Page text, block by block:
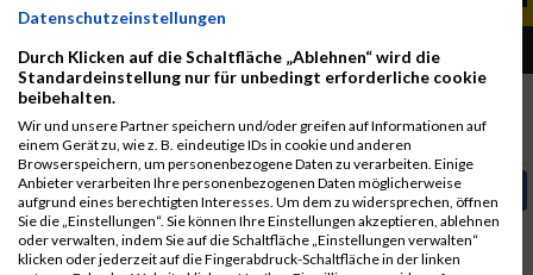
Album Stadtlauf Oberndorf 1993
Fotos Video User Alben
Video auf Facebook teilen
In Kürze steht das Video zur Verfügung.
Datenschutzeinstellungen
Durch Klicken auf die Schaltfläche „Ablehnen“ wird die
Standardeinstellung nur für unbedingt erforderliche cookie
beibehalten.
Wir und unsere Partner speichern und/oder greifen auf Informationen auf
einem Gerät zu, wie z. B. eindeutige IDs in cookie und anderen
Browserspeichern, um personenbezogene Daten zu verarbeiten. Einige
Anbieter verarbeiten Ihre personenbezogenen Daten möglicherweise
aufgrund eines berechtigten Interesses. Um dem zu widersprechen, öffnen
Sie die „Einstellungen“. Sie können Ihre Einstellungen akzeptieren, ablehnen
oder verwalten, indem Sie auf die Schaltfläche „Einstellungen verwalten“
klicken oder jederzeit auf die Fingerabdruck-Schaltfläche in der linken